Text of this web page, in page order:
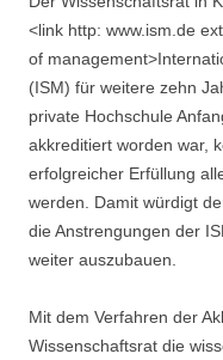
<link http: www.ism.de
of
(ISM) für weitere zehn
private Hochschule
akkreditiert worden war,
erfolgreicher Erfüllung
werden. Damit würdigt
die Anstrengungen der
weiter auszubauen.
Mit dem Verfahren der
Wissenschaftsrat die